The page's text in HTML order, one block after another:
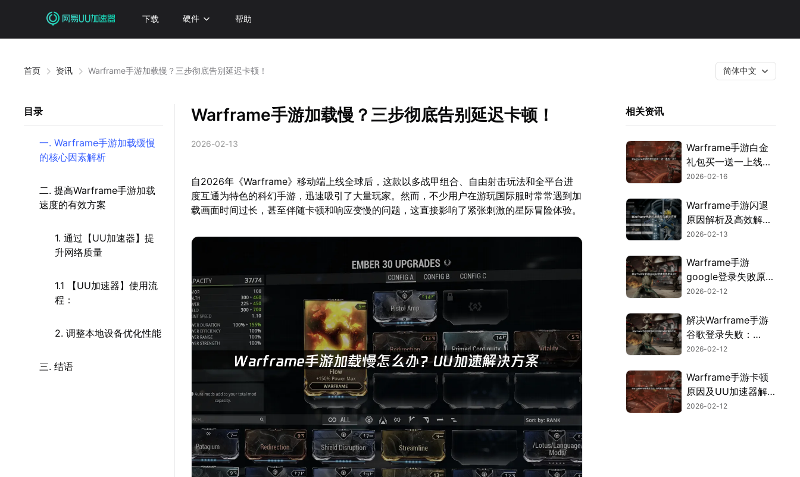
下载 硬件 帮助
首页 资讯 Warframe手游加载慢？三步彻底告别延迟卡顿！ 简体中文
目录
一. Warframe手游加载缓慢
的核心因素解析
二. 提高Warframe手游加载
速度的有效方案
1. 通过【UU加速器】提
升网络质量
1.1 【UU加速器】使用流
程：
2. 调整本地设备优化性能
三. 结语
Warframe手游加载慢？三步彻底告别延迟卡顿！
2026-02-13
自2026年《Warframe》移动端上线全球后，这款以多战甲组合、自由射击玩法和全平台进
度互通为特色的科幻手游，迅速吸引了大量玩家。然而，不少用户在游玩国际服时常常遇到加
载画面时间过长，甚至伴随卡顿和响应变慢的问题，这直接影响了紧张刺激的星际冒险体验。
相关资讯
Warframe手游白金
礼包买一送一上线攻
略！
2026-02-16
Warframe手游闪退
原因解析及高效解决
方法！
2026-02-13
Warframe手游
google登录失败原因
与解决方案全解析！
2026-02-12
解决Warframe手游
谷歌登录失败：
2026年高效方案！
2026-02-12
Warframe手游卡顿
原因及UU加速器解
决方案！
2026-02-12